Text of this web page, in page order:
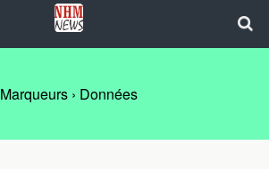
Marqueurs › Données